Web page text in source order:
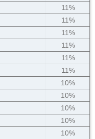
11%
11%
11%
11%
11%
11%
10%
10%
10%
10%
10%